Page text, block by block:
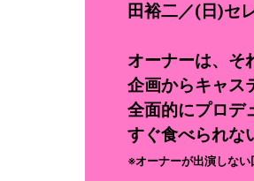
田裕二／(日)セ
オーナーは、そ
企画からキャス
全面的にプロデ
すぐ食べられな
※オーナーが出演しない